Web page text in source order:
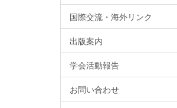
国際交流・海外リンク
出版案内
学会活動報告
お問い合わせ